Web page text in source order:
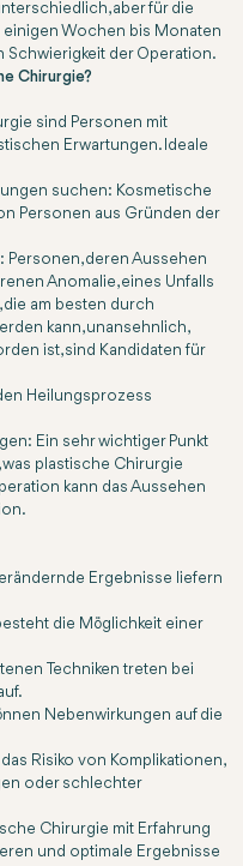
aber für die
einigen Wochen bis Monaten
Schwierigkeit der Operation.
Chirurgie?
sind Personen mit
Erwartungen. Ideale
suchen: Kosmetische
Personen aus Gründen der
Personen, deren Aussehen
Anomalie, eines Unfalls
die am besten durch
kann, unansehnlich,
ist, sind Kandidaten für
Heilungsprozess
Ein sehr wichtiger Punkt
was plastische Chirurgie
kann das Aussehen
Ergebnisse liefern
die Möglichkeit einer
Techniken treten bei
Nebenwirkungen auf die
Risiko von Komplikationen,
oder schlechter
Chirurgie mit Erfahrung
und optimale Ergebnisse